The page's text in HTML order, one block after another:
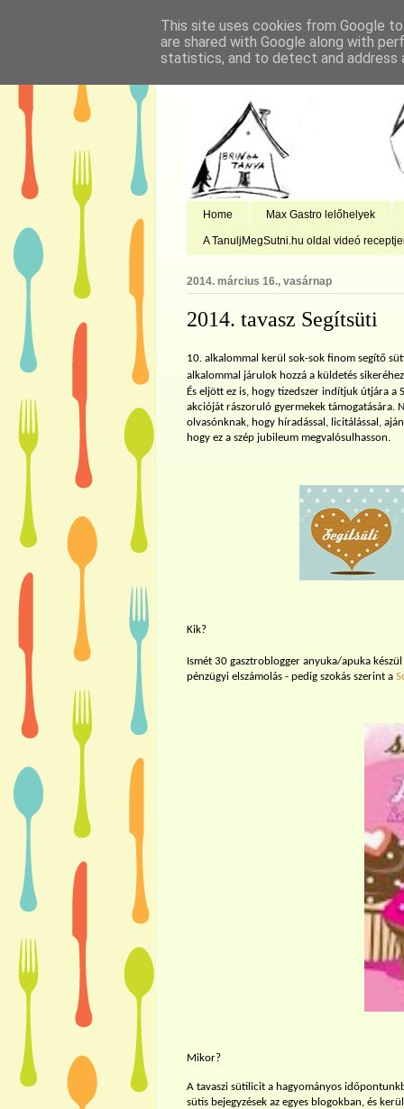
Home Max Gastro lelőhelyek
A TanuljMegSutni.hu oldal videó
2014. március 16., vasárnap
2014. tavasz Segítsüti
10. alkalommal kerül sok-sok finom segítő
alkalommal járulok hozzá a küldetés
És eljött ez is, hogy tizedszer indítjuk útjára
akcióját rászoruló gyermekek támogatására.
olvasónknak, hogy híradással, licitálással,
hogy ez a szép jubileum megvalósulhasson.
Kik?
Ismét 30 gasztroblogger anyuka/apuka
pénzügyi elszámolás - pedig szokás szerint a
Mikor?
A tavaszi sütilicit a hagyományos
sütis bejegyzések az egyes blogokban, és
This site uses cookies from Google
are shared with Google along with
statistics, and to detect and address